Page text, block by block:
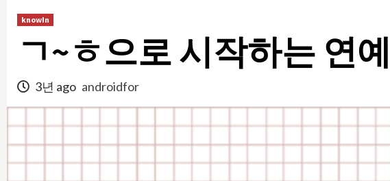
knowIn
ㄱ~ㅎ으로 시작하는 연
3년 ago androidfor